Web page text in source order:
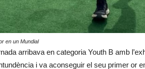
en un Mundial
arribava en categoria Youth B amb
i va aconseguir el seu primer or